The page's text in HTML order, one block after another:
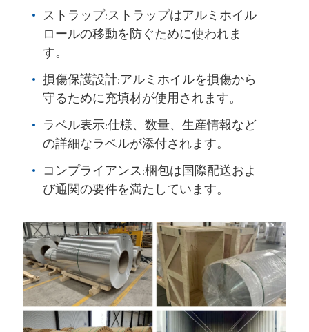
ストラップ:ストラップはアルミホイル
ロールの移動を防ぐために使われま
す。
損傷保護設計:アルミホイルを損傷から
守るために充填材が使用されます。
ラベル表示:仕様、数量、生産情報など
の詳細なラベルが添付されます。
コンプライアンス:梱包は国際配送およ
び通関の要件を満たしています。